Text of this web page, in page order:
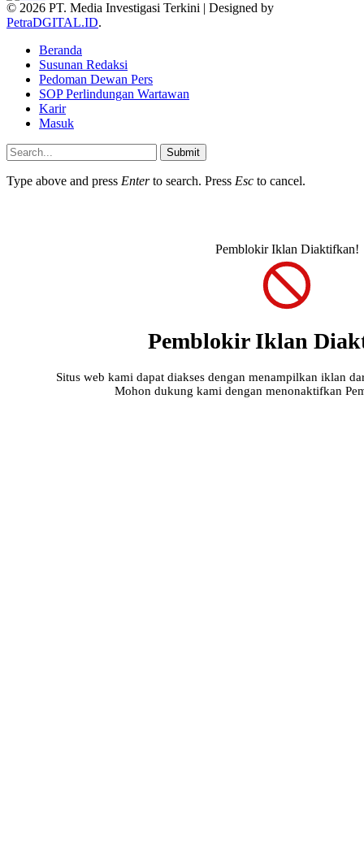
© 2026 PT. Media Investigasi Terkini | Designed by
PetraDGITAL.ID.
Beranda
Susunan Redaksi
Pedoman Dewan Pers
SOP Perlindungan Wartawan
Karir
Masuk
Submit
Type above and press Enterto search. Press Esc to cancel.
Pemblokir Iklan Diaktifkan!
Pemblokir Iklan
Situs web kami dapat diakses dengan menampilkan iklan
Mohon dukung kami dengan menonaktifkan